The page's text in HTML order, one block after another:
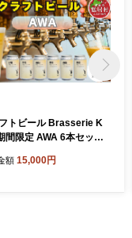
トビール Brasserie K
間限定 AWA 6本セット
ギフト 家飲み 宅飲み
額 15,000円